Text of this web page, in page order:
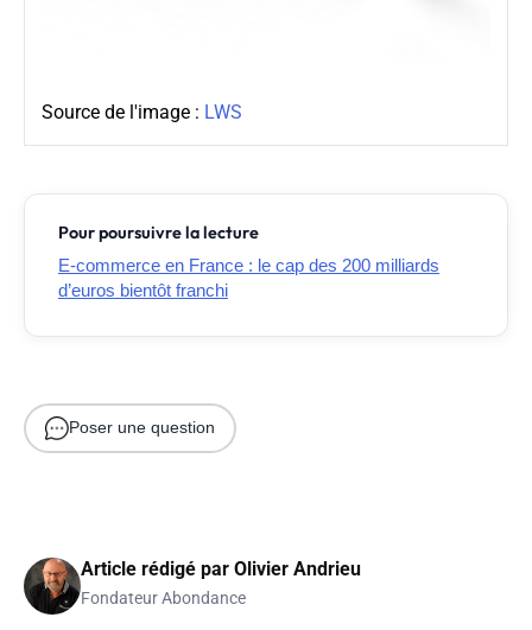
Source de l'image : LWS
Pour poursuivre la lecture
E-commerce en France : le cap des 200 milliards
d’euros bientôt franchi
Poser une question
Article rédigé par Olivier Andrieu
Fondateur Abondance